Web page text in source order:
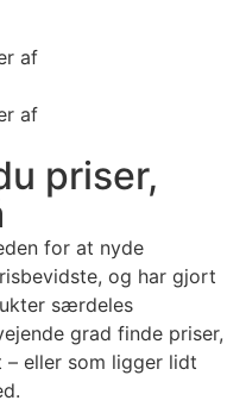
priser,
for at nyde
og har gjort
særdeles
grad finde priser,
eller som ligger lidt